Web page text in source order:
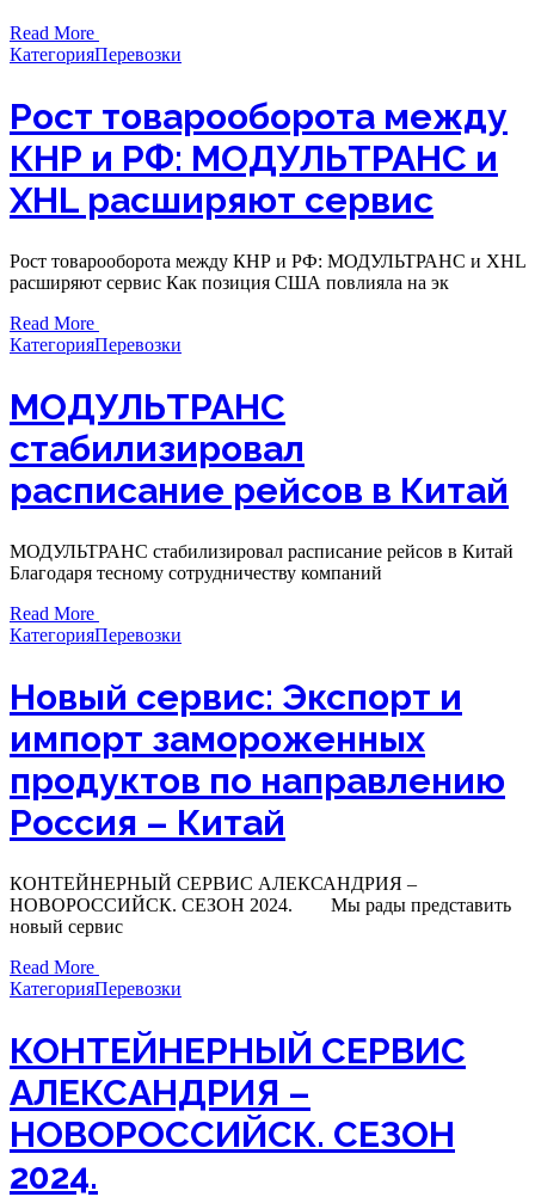
Read More
КатегорияПеревозки
Рост товарооборота между
КНР и РФ: МОДУЛЬТРАНС и
XHL расширяют сервис
Рост товарооборота между КНР и РФ: МОДУЛЬТРАНС и XHL
расширяют сервис Как позиция США повлияла на эк
Read More
КатегорияПеревозки
МОДУЛЬТРАНС
стабилизировал
расписание рейсов в Китай
МОДУЛЬТРАНС стабилизировал расписание рейсов в Китай
Благодаря тесному сотрудничеству компаний
Read More
КатегорияПеревозки
Новый сервис: Экспорт и
импорт замороженных
продуктов по направлению
Россия – Китай
КОНТЕЙНЕРНЫЙ СЕРВИС АЛЕКСАНДРИЯ –
НОВОРОССИЙСК. СЕЗОН 2024. Мы рады представить
новый сервис
Read More
КатегорияПеревозки
КОНТЕЙНЕРНЫЙ СЕРВИС
АЛЕКСАНДРИЯ –
НОВОРОССИЙСК. СЕЗОН
2024.